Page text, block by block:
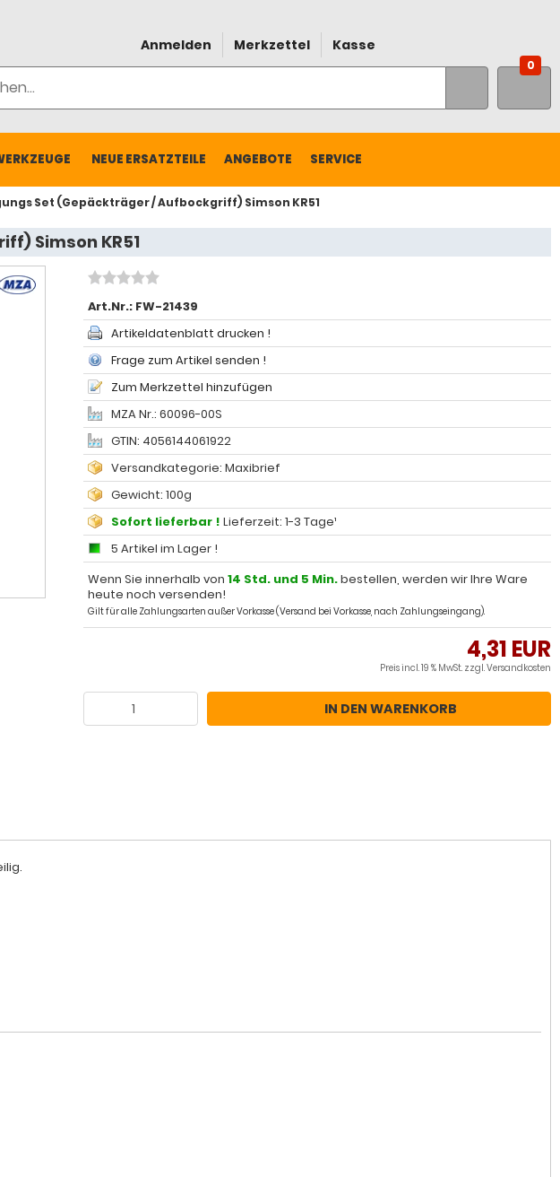
Anmelden Merkzettel Kasse
0
NEUE ERSATZTEILE ANGEBOTE SERVICE
Set (Gepäckträger / Aufbockgriff) Simson KR51
Simson KR51
Art.Nr.: FW-21439
Artikeldatenblatt drucken !
Frage zum Artikel senden !
Zum Merkzettel hinzufügen
MZA Nr.: 60096-00S
GTIN: 4056144061922
Versandkategorie: Maxibrief
Gewicht: 100g
Sofort lieferbar ! Lieferzeit: 1-3 Tage¹
5 Artikel im Lager !
Wenn Sie innerhalb von 14 Std. und 5 Min.bestellen, werden wir Ihre Ware
heute noch versenden!
Gilt für alle Zahlungsarten außer Vorkasse (Versand bei Vorkasse, nach Zahlungseingang).
4,31 EUR
Preis incl. 19 % MwSt. zzgl.Versandkosten
IN DEN WARENKORB